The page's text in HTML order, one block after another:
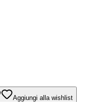
Aggiungi alla wishlist